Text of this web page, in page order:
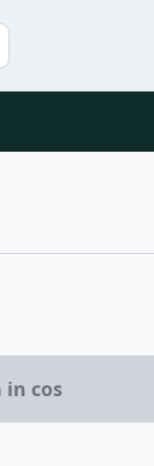
in cos